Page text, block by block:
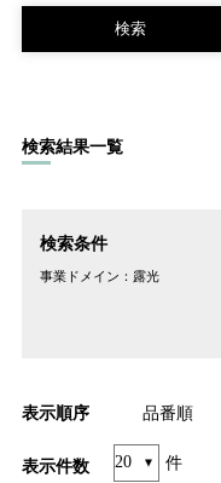
明
ユニレック
検索結果一覧
検索条件
事業ドメイン： 露光
表示順序 品番順
表示件数 件